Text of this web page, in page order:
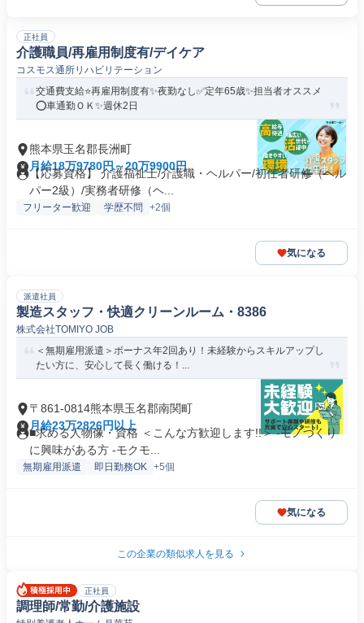
正社員
介護職員/再雇用制度有/デイケア
コスモス通所リハビリテーション
交通費支給⭐️再雇用制度有✨夜勤なし✅️定年65歳✨担当者オススメ
⭕️車通勤ＯＫ✨週休2日
熊本県玉名郡長洲町
月給18万9780円～20万9900円
【応募資格】 介護福祉士/介護職・ヘルパー/初任者研修（ヘル
パー2級）/実務者研修（ヘ...
フリーター歓迎 学歴不問 +2個
気になる
派遣社員
製造スタッフ・快適クリーンルーム・8386
株式会社TOMIYO JOB
＜無期雇用派遣＞ボーナス年2回あり！未経験からスキルアップし
たい方に、安心して長く働ける！...
〒861-0814熊本県玉名郡南関町
月給23万2826円以上
■求める人物像・資格 ＜こんな方歓迎します!!＞ -モノづくり
に興味がある方 -モクモ...
無期雇用派遣 即日勤務OK +5個
気になる
この企業の類似求人を見る
正社員
調理師/常勤/介護施設